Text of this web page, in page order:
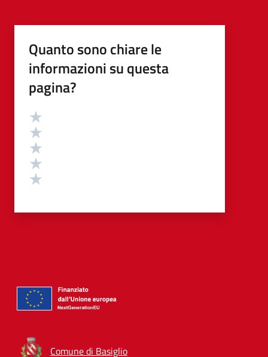
Quanto sono chiare le
informazioni su questa
pagina?
Valutazione
Comune di Basiglio